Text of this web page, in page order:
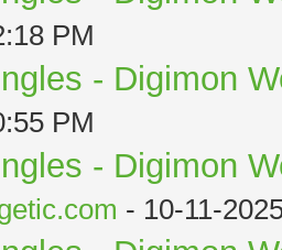
PM
- Digimon
PM
- Digimon
- 10-11-